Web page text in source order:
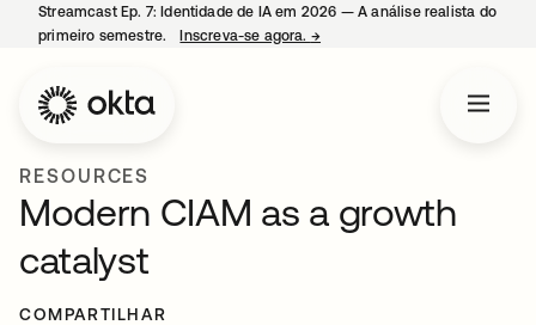
Streamcast Ep. 7: Identidade de IA em 2026 — A análise realista do
primeiro semestre.
Inscreva-se agora. →
RESOURCES
Modern CIAM as a growth
catalyst
COMPARTILHAR